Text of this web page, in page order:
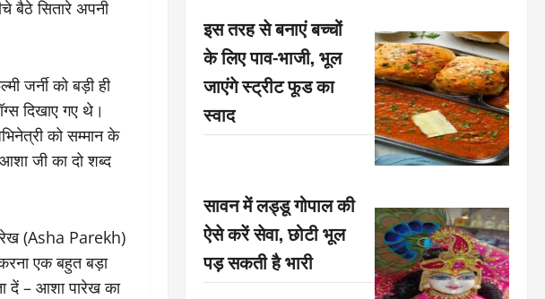
बैठे सितारे अपनी
जर्नी को बड़ी ही
दिखाए गए थे।
को सम्मान के
जी का दो शब्द
(Asha Parekh)
एक बहुत बड़ा
दें – आशा पारेख का
इस तरह से बनाएं बच्चों
के लिए पाव-भाजी, भूल
जाएंगे स्ट्रीट फूड का
स्वाद
सावन में लड्डू गोपाल की
ऐसे करें सेवा, छोटी भूल
पड़ सकती है भारी